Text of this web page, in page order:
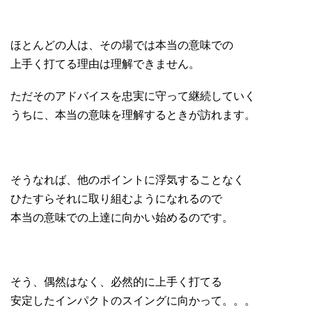
ほとんどの人は、その場では本当の意味での
上手く打てる理由は理解できません。
ただそのアドバイスを忠実に守って継続していく
うちに、本当の意味を理解するときが訪れます。
そうなれば、他のポイントに浮気することなく
ひたすらそれに取り組むようになれるので
本当の意味での上達に向かい始めるのです。
そう、偶然はなく、必然的に上手く打てる
安定したインパクトのスイングに向かって。。。